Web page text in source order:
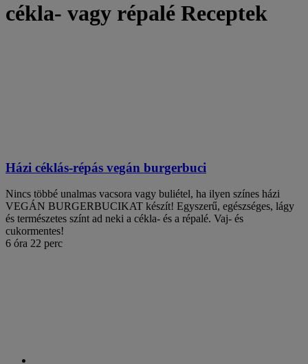
cékla- vagy répalé Receptek
Házi céklás-répás vegán burgerbuci
Nincs többé unalmas vacsora vagy buliétel, ha ilyen színes házi
VEGÁN BURGERBUCIKAT készít! Egyszerű, egészséges, lágy
és természetes színt ad neki a cékla- és a répalé. Vaj- és
cukormentes!
6 óra 22 perc